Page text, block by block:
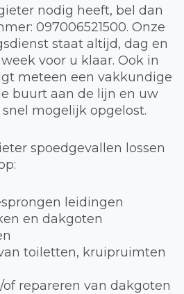
nodig heeft, bel dan
097006521500. Onze
staat altijd, dag en
voor u klaar. Ook in
meteen een vakkundige
buurt aan de lijn en uw
mogelijk opgelost.
spoedgevallen lossen
leidingen
en dakgoten
toiletten, kruipruimten
repareren van dakgoten